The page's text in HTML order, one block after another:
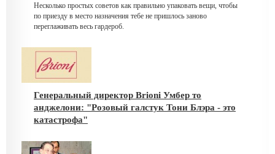
Несколько простых советов как правильно упаковать вещи, чтобы
по приезду в место назначения тебе не пришлось заново
переглаживать весь гардероб.
Генеральный директор Brioni Умбер то
анджелони: "Розовый галстук Тони Блэра - это
катастрофа"